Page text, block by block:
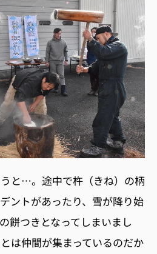
と…。途中で杵（きね）の柄
ントがあったり、雪が降り始
餅つきとなってしまいまし
は仲間が集まっているのだか